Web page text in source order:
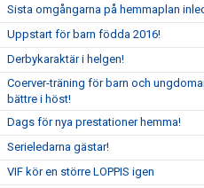
Sista omgångarna på hemmaplan
Uppstart för barn födda 2016!
Derbykaraktär i helgen!
Coerver-träning för barn och
bättre i höst!
Dags för nya prestationer hemma!
Serieledarna gästar!
VIF kör en större LOPPIS igen